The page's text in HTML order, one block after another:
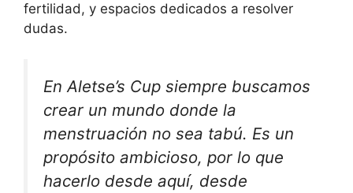
fertilidad, y espacios dedicados a resolver
dudas.
En Aletse’s Cup siempre buscamos
crear un mundo donde la
menstruación no sea tabú. Es un
propósito ambicioso, por lo que
hacerlo desde aquí, desde